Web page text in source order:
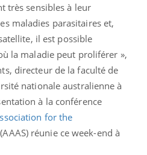
très sensibles à leur
maladies parasitaires et,
il est possible
la maladie peut proliférer »,
directeur de la faculté de
nationale australienne à
à la conférence
for the
(AAAS) réunie ce week-end à